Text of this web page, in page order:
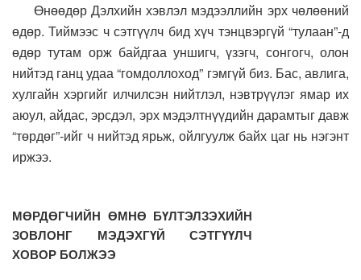
Өнөөдөр Дэлхийн хэвлэл мэдээллийн эрх чөлөөний
өдөр. Тиймээс ч сэтгүүлч бид хүч тэнцвэргүй “тулаан”-д
өдөр тутам орж байдгаа уншигч, үзэгч, сонгогч, олон
нийтэд ганц удаа “гомдоллоход” гэмгүй биз. Бас, авлига,
хулгайн хэргийг илчилсэн нийтлэл, нэвтрүүлэг ямар их
аюул, айдас, эрсдэл, эрх мэдэлтнүүдийн дарамтыг давж
“төрдөг”-ийг ч нийтэд ярьж, ойлгуулж байх цаг нь нэгэнт
иржээ.
МӨРДӨГЧИЙН ӨМНӨ БҮЛТЭЛЗЭХИЙН
ЗОВЛОНГ МЭДЭХГҮЙ СЭТГҮҮЛЧ
ХОВОР БОЛЖЭЭ